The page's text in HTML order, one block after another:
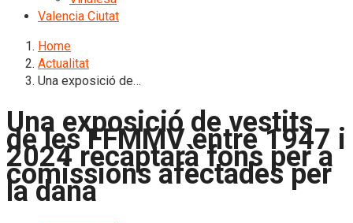
Valencia Ciutat
Home
Actualitat
Una exposició de…
Una exposició de vestits
de les FFMMV entre 1947 i
2024 recaptarà fons per a
comissions afectades per
la dana